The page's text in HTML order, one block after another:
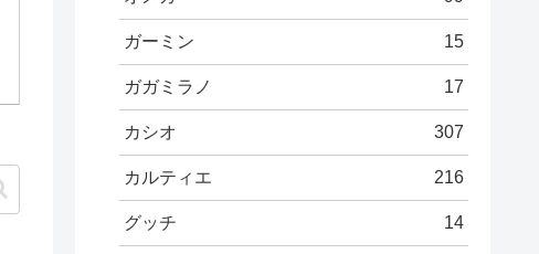
ガーミン 15
ガガミラノ 17
カシオ 307
カルティエ 216
グッチ 14